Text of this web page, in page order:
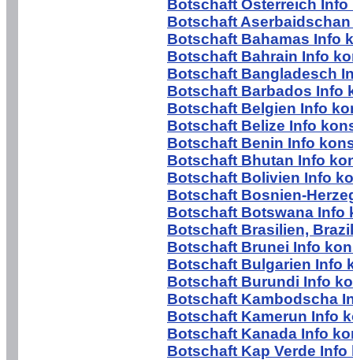
Botschaft Österreich
Botschaft
Botschaft Bahamas Info
Botschaft Bahrain Info
Botschaft Bangladesch
Botschaft Barbados Info
Botschaft Belgien Info
Botschaft Belize Info
Botschaft Benin Info
Botschaft Bhutan Info
Botschaft Bolivien Info
Botschaft Bosnien-
Botschaft Botswana Info
Botschaft Brasilien,
Botschaft Brunei Info
Botschaft Bulgarien Info
Botschaft Burundi Info
Botschaft Kambodscha
Botschaft Kamerun Info
Botschaft Kanada Info
Botschaft Kap Verde